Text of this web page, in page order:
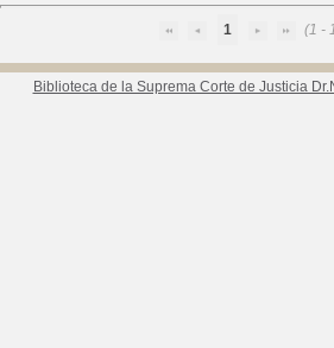
1 (1 -
Biblioteca de la Suprema Corte de Justicia